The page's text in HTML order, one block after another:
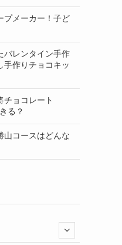
プメーカー！子ど
バレンタイン手作
手作りチョコキッ
チョコレート
る？
山コースはどんな